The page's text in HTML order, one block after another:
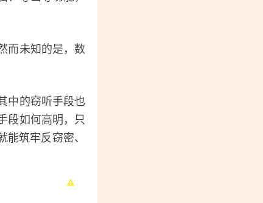
而未知的是，数
中的窃听手段也
段如何高明，只
筑牢反窃密、